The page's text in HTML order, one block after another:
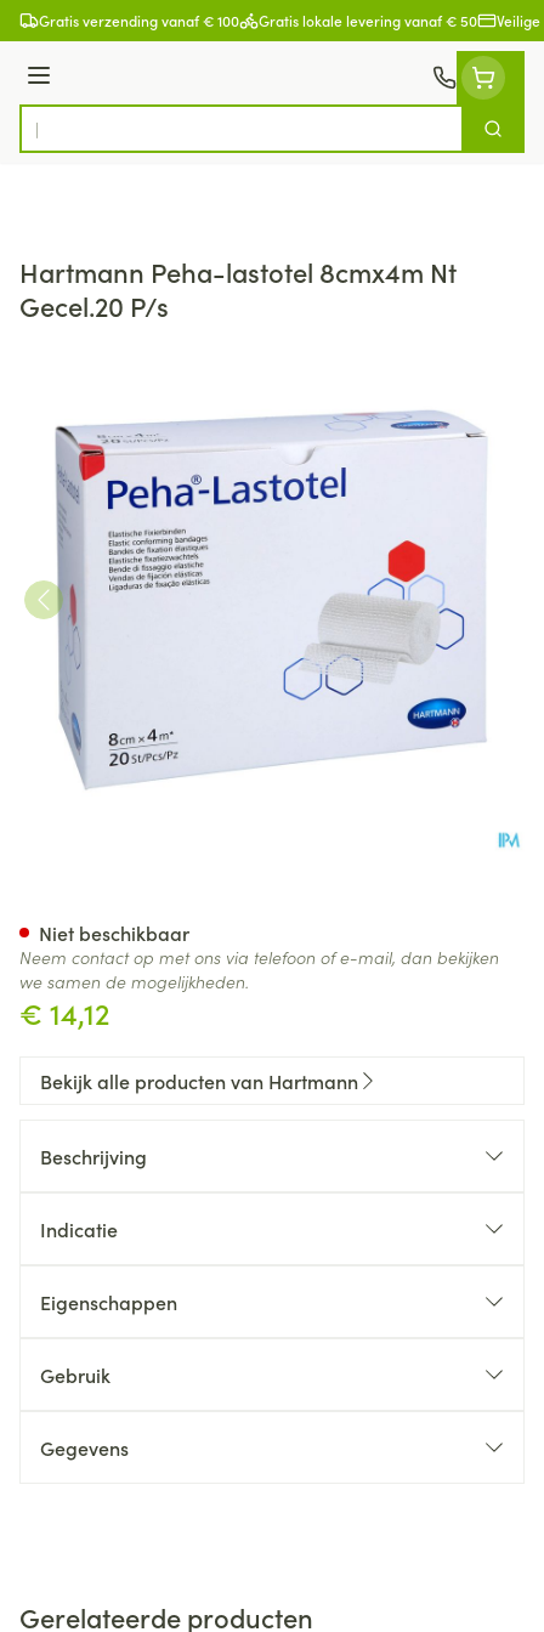
Ga naar de inhoud
Gratis verzending vanaf € 100 Gratis lokale levering vanaf € 50
Menu
Product, merk, categorie...
Zoek
Hartmann Peha-lastotel 8cmx4m Nt
Gecel.20 P/s
€ 14,12
Niet beschikbaar
Neem contact op met ons via telefoon of e-mail, dan bekijken
we samen de mogelijkheden.
Bekijk alle producten van Hartmann
Beschrijving
Indicatie
Eigenschappen
Gebruik
Gegevens
Gerelateerde producten